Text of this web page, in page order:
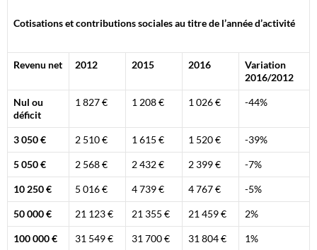
Cotisations et contributions sociales au titre de l’année d’activité
Revenu net 2012 2015 2016
Variation
2016/2012
Nul ou
déficit
1 827 € 1 208 € 1 026 € -44%
3 050 € 2 510 € 1 615 € 1 520 € -39%
5 050 € 2 568 € 2 432 € 2 399 € -7%
10 250 € 5 016 € 4 739 € 4 767 € -5%
50 000 € 21 123 € 21 355 € 21 459 € 2%
100 000 € 31 549 € 31 700 € 31 804 € 1%